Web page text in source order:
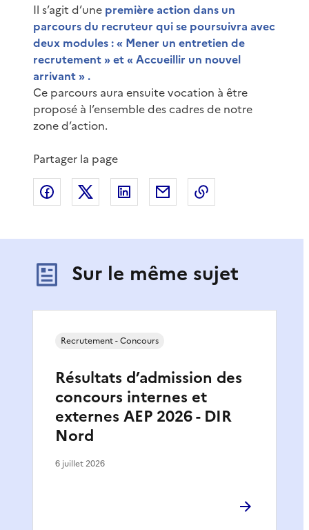
Il s’agit d’une première action dans un
parcours du recruteur qui se poursuivra avec
deux modules : « Mener un entretien de
recrutement » et « Accueillir un nouvel
arrivant » .
Ce parcours aura ensuite vocation à être
proposé à l’ensemble des cadres de notre
zone d’action.
Partager la page
Partager sur Facebook
Partager sur XPartager sur LinkedIn
Partager par email
Sur le même sujet
Résultats d’admission des
concours internes et
externes AEP 2026 - DIR
Nord
Recrutement - Concours
6 juillet 2026